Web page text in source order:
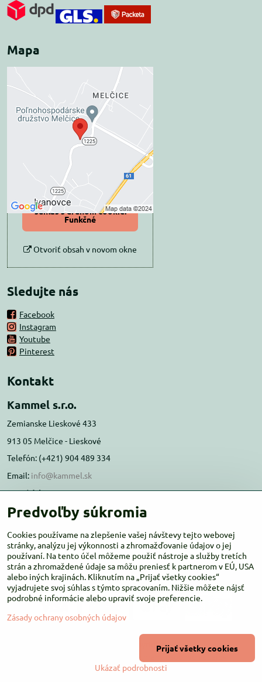
Mapa
Externý obsah je
blokovaný Voľbami
súkromia
Prajete si načítať externý obsah?
Povoliť tentokrát
Povoliť a zapamätať -
súhlas s druhom cookie:
Funkčné
Otvoriť obsah v novom okne
Sledujte nás
Facebook
Instagram
Youtube
Pinterest
Kontakt
Kammel s.r.o.
Zemianske Lieskové 433
913 05 Melčice - Lieskové
Telefón: (+421) 904 489 334
Email: info@kammel.sk
Prevádzka:
Administratívna budova PD Melčice
Otváracie hodiny:PO-ŠT 8:00 - 16:00
PIA-NE Zatvorené
Copyright
Zásady ochrany osobných údajov
Vytvorené pomocou:BiznisWeb.sk
Predvoľby súkromia
Cookies používame na zlepšenie vašej návštevy tejto webovej
stránky, analýzu jej výkonnosti a zhromažďovanie údajov o jej
používaní. Na tento účel môžeme použiť nástroje a služby tretích
strán a zhromaždené údaje sa môžu preniesť k partnerom v EÚ, USA
alebo iných krajinách. Kliknutím na „Prijať všetky cookies“
vyjadrujete svoj súhlas s týmto spracovaním. Nižšie môžete nájsť
podrobné informácie alebo upraviť svoje preferencie.
Zásady ochrany osobných údajov
Ukázať podrobnosti
Prijať všetky cookies